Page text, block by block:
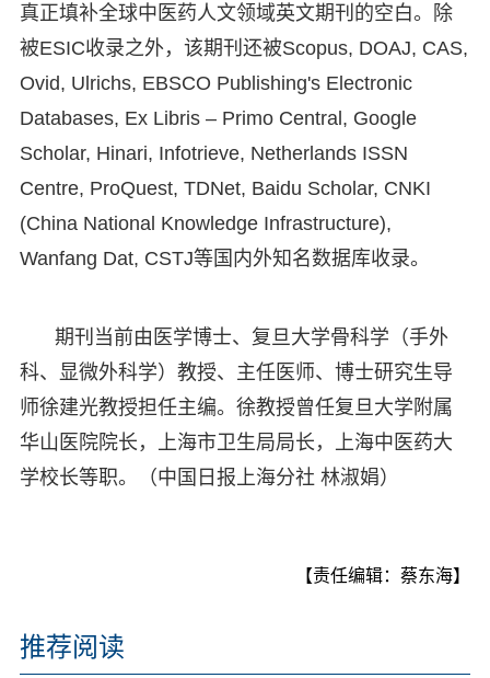
真正填补全球中医药人文领域英文期刊的空白。除
被ESIC收录之外，该期刊还被Scopus, DOAJ, CAS,
Ovid, Ulrichs, EBSCO Publishing's Electronic
Databases, Ex Libris – Primo Central, Google
Scholar, Hinari, Infotrieve, Netherlands ISSN
Centre, ProQuest, TDNet, Baidu Scholar, CNKI
(China National Knowledge Infrastructure),
Wanfang Dat, CSTJ等国内外知名数据库收录。
期刊当前由医学博士、复旦大学骨科学（手外
科、显微外科学）教授、主任医师、博士研究生导
师徐建光教授担任主编。徐教授曾任复旦大学附属
华山医院院长，上海市卫生局局长，上海中医药大
学校长等职。（中国日报上海分社 林淑娟）
【责任编辑：蔡东海】
推荐阅读